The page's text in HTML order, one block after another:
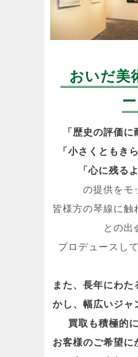
おいだ美
ー
「歴史の評価に
「小さくともき
「心に残る
の提供をモ
皆様方の琴線に触
との出
プロデュースし
また、長年にわた
かし、幅広いジャ
買取も積極的
お客様のご希望に